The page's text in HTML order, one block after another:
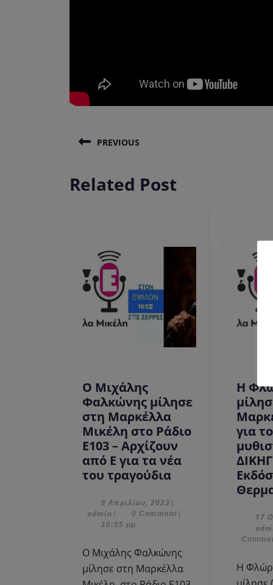
άρθρων
PREVIOUS
post:
Related Post
Ο Μιχάλης
Φαλκώνης μίλησε
στη Μαρκέλλα
Μικέλη στο Ράδιο
Ε103 – Αρχίζουν
από Ε για τα νέα
του τραγούδιαΟ
Φαλκώνης
μίλησε
Μαρκέλλα
Μικέλη
στο
9 Απριλίου, 2023 9
Απριλίου,
admin admin0 Comment
10:55 μμ
Ο Μιχάλης Φαλκώνης
μίλησε στη Μαρκέλλα
Η
για το
17
Η Φλώρα Τζελέπη